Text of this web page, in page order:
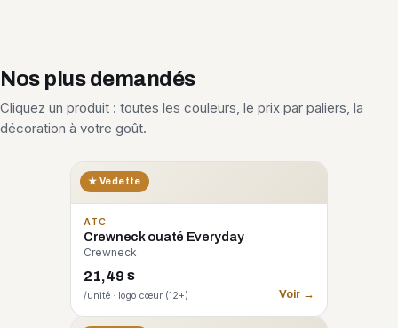
Nos plus demandés
Cliquez un produit : toutes les couleurs, le prix par paliers, la
décoration à votre goût.
★ Vedette
ATC
Crewneck ouaté Everyday
Crewneck
21,49 $
/unité · logo cœur (12+) Voir →